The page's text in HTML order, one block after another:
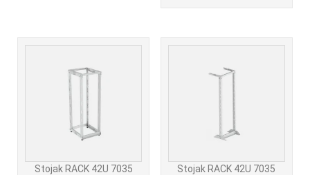
Stojak RACK 42U 7035
Stojak RACK 42U 7035